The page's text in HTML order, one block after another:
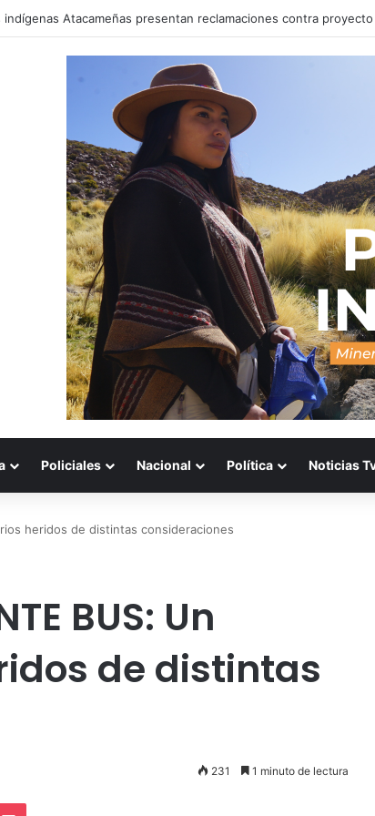
Policiales Nacional Política Noticias
heridos de distintas consideraciones
BUS: Un
de distintas
231 1 minuto de lectura
Pocket